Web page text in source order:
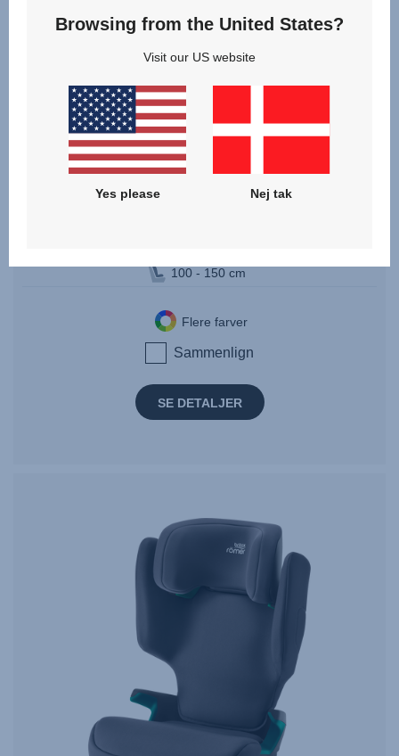
KIDFIX M i-SIZE
100 - 150 cm
Flere farver
Sammenlign
SE DETALJER
Browsing from the United States?
Visit our US website
Yes please Nej tak